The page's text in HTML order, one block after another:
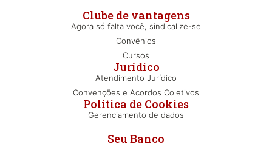
Seu Banco
Clube de vantagens
Agora só falta você, sindicalize-se
Convênios
Cursos
Jurídico
Atendimento Jurídico
Convenções e Acordos Coletivos
Política de Cookies
Gerenciamento de dados